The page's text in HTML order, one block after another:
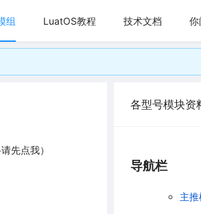
组 LuatOS教程 技术文档 你
先点我）
各型号模块资
导航栏
主